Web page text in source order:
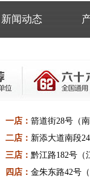
新闻动态
一店： 箭道街28号（
二店： 新添大道南段
三店： 黔江路182号（
四店： 金朱东路42号